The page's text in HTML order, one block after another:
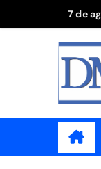
al
7 de